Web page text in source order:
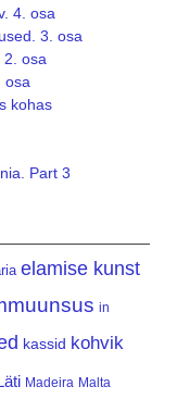
4. osa
3. osa
2. osa
osa
kohas
Part 3
elamise kunst
in
kassid kohvik
Madeira Malta